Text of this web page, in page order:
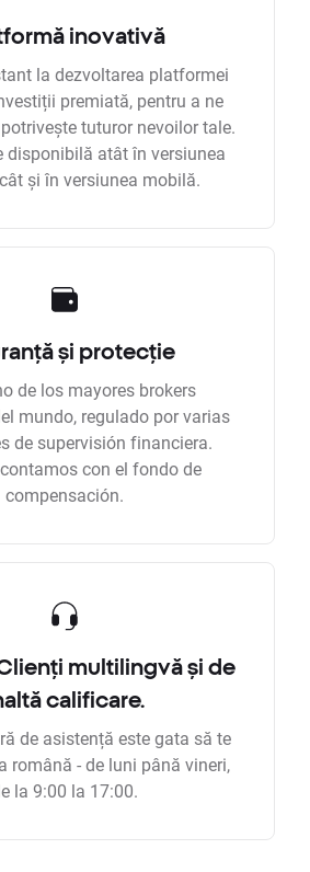
inovativă
la dezvoltarea platformei
premiată, pentru a ne
tuturor nevoilor tale.
disponibilă atât în versiunea
și în versiunea mobilă.
și protecție
de los mayores brokers
mundo, regulado por varias
de supervisión financiera.
con el fondo de
compensación.
multilingvă și de
calificare.
de asistență este gata să te
română - de luni până vineri,
la 9:00 la 17:00.